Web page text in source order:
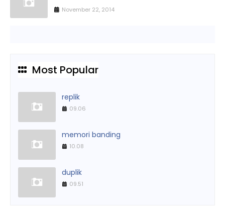
November 22, 2014
Most Popular
replik
09.06
memori banding
10.08
duplik
09.51